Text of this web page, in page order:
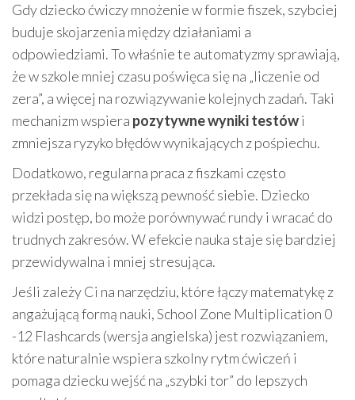
Gdy dziecko ćwiczy mnożenie w formie fiszek, szybciej
buduje skojarzenia między działaniami a
odpowiedziami. To właśnie te automatyzmy sprawiają,
że w szkole mniej czasu poświęca się na „liczenie od
zera”, a więcej na rozwiązywanie kolejnych zadań. Taki
mechanizm wspiera pozytywne wyniki testówi
zmniejsza ryzyko błędów wynikających z pośpiechu.
Dodatkowo, regularna praca z fiszkami często
przekłada się na większą pewność siebie. Dziecko
widzi postęp, bo może porównywać rundy i wracać do
trudnych zakresów. W efekcie nauka staje się bardziej
przewidywalna i mniej stresująca.
Jeśli zależy Ci na narzędziu, które łączy matematykę z
angażującą formą nauki, School Zone Multiplication 0
-12 Flashcards (wersja angielska) jest rozwiązaniem,
które naturalnie wspiera szkolny rytm ćwiczeń i
pomaga dziecku wejść na „szybki tor” do lepszych